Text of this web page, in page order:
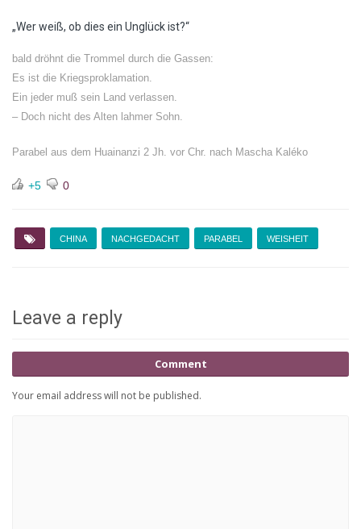
„Wer weiß, ob dies ein Unglück ist?“
bald dröhnt die Trommel durch die Gassen:
Es ist die Kriegsproklamation.
Ein jeder muß sein Land verlassen.
– Doch nicht des Alten lahmer Sohn.
Parabel aus dem Huainanzi 2 Jh. vor Chr. nach Mascha Kaléko
+5 0
CHINA NACHGEDACHT PARABEL WEISHEIT
Leave a reply
Comment
Your email address will not be published.